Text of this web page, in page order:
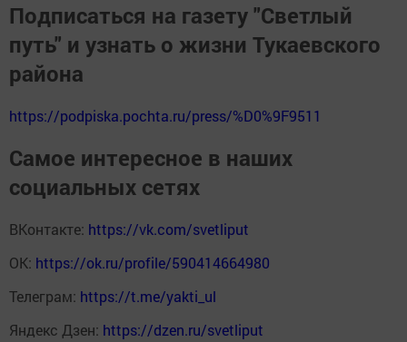
Подписаться на газету "Светлый
путь" и узнать о жизни Тукаевского
района
https://podpiska.pochta.ru/press/%D0%9F9511
Самое интересное в наших
социальных сетях
ВКонтакте: https://vk.com/svetliput
ОК: https://ok.ru/profile/590414664980
Телеграм: https://t.me/yakti_ul
Яндекс Дзен: https://dzen.ru/svetliput